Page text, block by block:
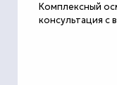
Комплексный
консультация с